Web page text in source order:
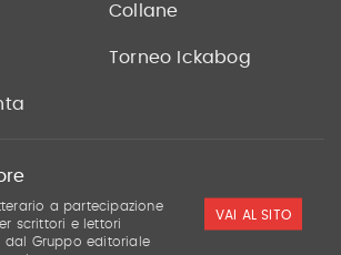
Collane
Torneo Ickabog
a partecipazione
scrittori e lettori
dal Gruppo editoriale
VAI AL SITO